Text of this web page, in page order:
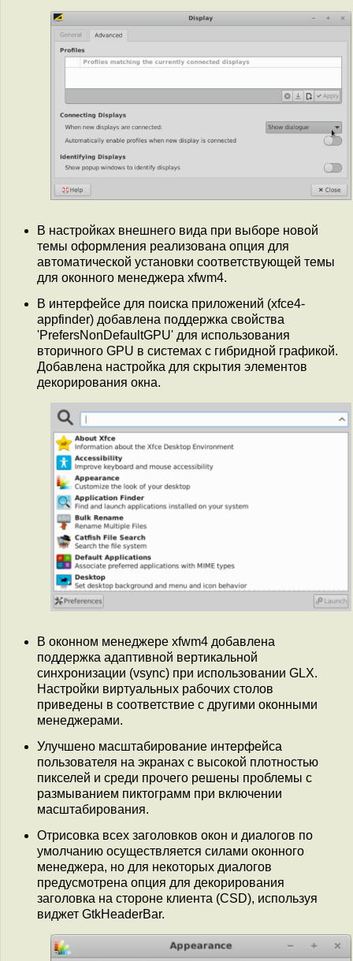
В настройках внешнего вида при выборе новой
темы оформления реализована опция для
автоматической установки соответствующей темы
для оконного менеджера xfwm4.
В интерфейсе для поиска приложений (xfce4-
appfinder) добавлена поддержка свойства
'PrefersNonDefaultGPU' для использования
вторичного GPU в системах с гибридной графикой.
Добавлена настройка для скрытия элементов
декорирования окна.
В оконном менеджере xfwm4 добавлена
поддержка адаптивной вертикальной
синхронизации (vsync) при использовании GLX.
Настройки виртуальных рабочих столов
приведены в соответствие с другими оконными
менеджерами.
Улучшено масштабирование интерфейса
пользователя на экранах с высокой плотностью
пикселей и среди прочего решены проблемы с
размыванием пиктограмм при включении
масштабирования.
Отрисовка всех заголовков окон и диалогов по
умолчанию осуществляется силами оконного
менеджера, но для некоторых диалогов
предусмотрена опция для декорирования
заголовка на стороне клиента (CSD), используя
виджет GtkHeaderBar.